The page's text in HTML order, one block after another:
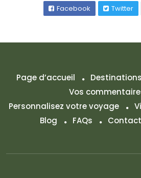
Facebook Twitter
Page d’accueil Destinations
Vos
Personnalisez votre voyage
Blog
FAQs